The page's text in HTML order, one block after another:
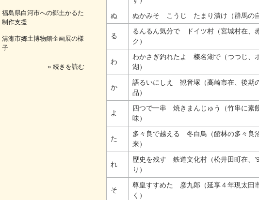
ぬ
ぬかみそ こうじ たまり漬け（群馬の自
る
るんるん気分で ドイツ村（宮城村在、
ク）
わ
わかさぎ釣れたよ 榛名湖で（つつじ、
湖）
か
語るいにしえ 観音塚（高崎市在、後期
品）
よ
四つで一串 焼きまんじゅう（竹串に素
味）
た
多々良で越える 冬白鳥（館林の多々良
来）
れ
歴史を残す 鉄道文化村（松井田町在、
り）
そ
尊皇すすめた 彦九郎（延享４年現太田
く）
福島県白河市への郷土かるた
制作支援
清瀬市郷土博物館企画展の様
子
» 続きを読む